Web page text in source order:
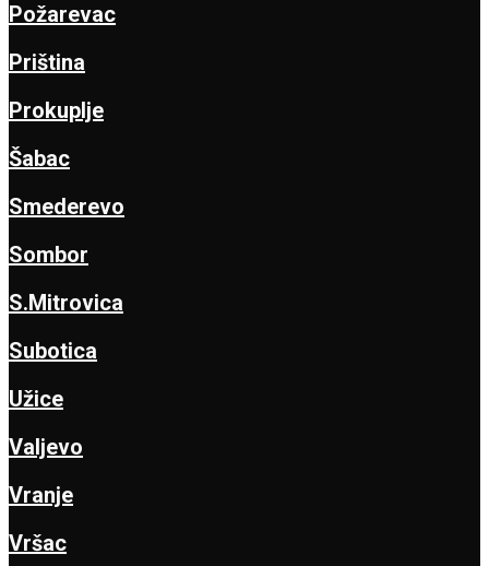
Požarevac
Priština
Prokuplje
Šabac
Smederevo
Sombor
S.Mitrovica
Subotica
Užice
Valjevo
Vranje
Vršac